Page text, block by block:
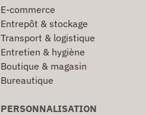
E-commerce
Entrepôt & stockage
Transport & logistique
Entretien & hygiène
Boutique & magasin
Bureautique
PERSONNALISATION